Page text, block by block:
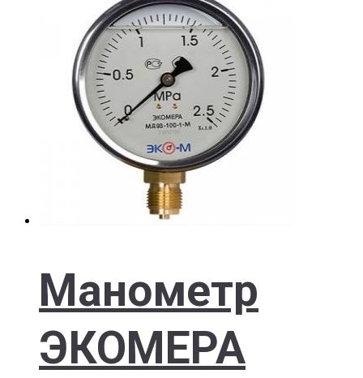
Манометр
ЭКОМЕРА